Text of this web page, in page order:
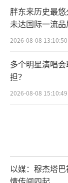
往旧事与争
胖东来历史最
未达国际一流
2026-08-08 13:10:50
多个明星演唱
担？
2026-08-08 15:10:49
以媒：穆杰塔